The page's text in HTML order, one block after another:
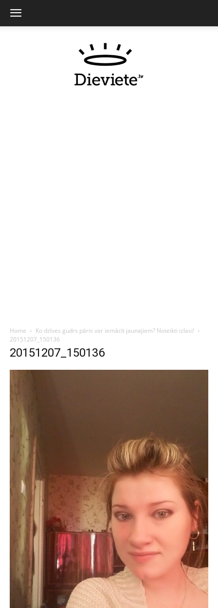
Home
Ko dzīves gudrs pāris var iemācīt jaunajiem? Noteikti izlasi!
20151207_150136
20151207_150136